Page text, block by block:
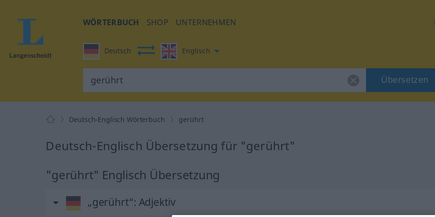
WÖRTERBUCH SHOP UNTERNEHMEN
Deutsch Englisch
Übersetzen
Deutsch-Englisch Wörterbuch gerührt
Deutsch-Englisch Übersetzung für "gerührt"
"gerührt" Englisch Übersetzung
„gerührt“: Adjektiv